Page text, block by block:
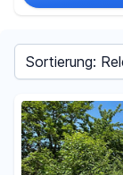
Sortieren nach